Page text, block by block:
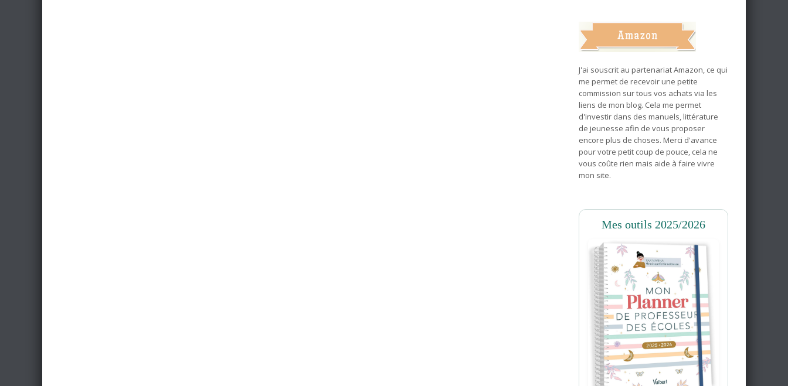
J'ai souscrit au partenariat Amazon, ce qui
me permet de recevoir une petite
commission sur tous vos achats via les
liens de mon blog. Cela me permet
d'investir dans des manuels, littérature
de jeunesse afin de vous proposer
encore plus de choses. Merci d'avance
pour votre petit coup de pouce, cela ne
vous coûte rien mais aide à faire vivre
mon site.
Mes outils 2025/2026